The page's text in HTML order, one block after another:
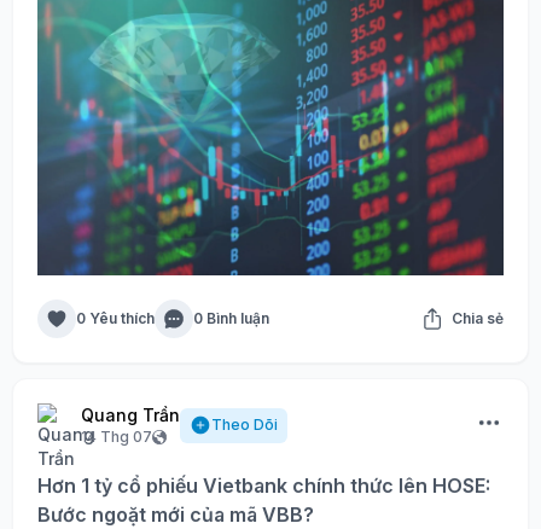
0 Yêu thích 0 Bình luận Chia sẻ
Quang Trần
14 Thg 07
Theo Dõi
Hơn 1 tỷ cổ phiếu Vietbank chính thức lên HOSE:
Bước ngoặt mới của mã VBB?